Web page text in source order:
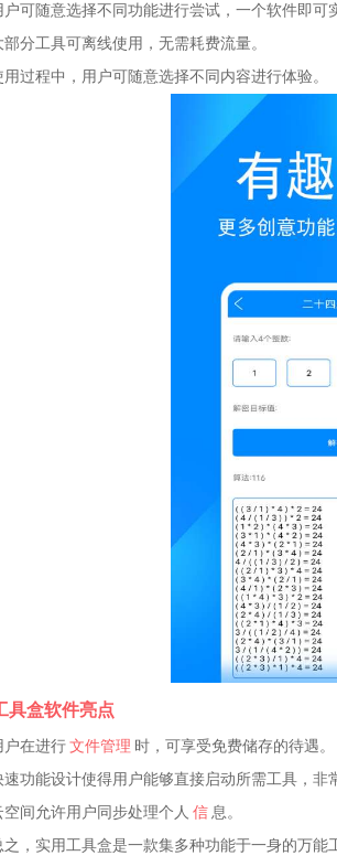
户可随意选择不同功能进行尝试，一个软件即可
部分工具可离线使用，无需耗费流量。
用过程中，用户可随意选择不同内容进行体验。
具盒软件亮点
户在进行文件管理 时，可享受免费储存的待遇。
速功能设计使得用户能够直接启动所需工具，非
空间允许用户同步处理个人 信 息。
之，实用工具盒是一款集多种功能于一身的万